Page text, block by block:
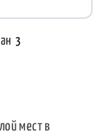
3
мест в